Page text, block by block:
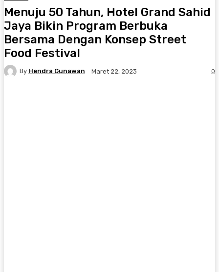
Menuju 50 Tahun, Hotel Grand Sahid
Jaya Bikin Program Berbuka
Bersama Dengan Konsep Street
Food Festival
By Hendra Gunawan Maret 22, 2023 0